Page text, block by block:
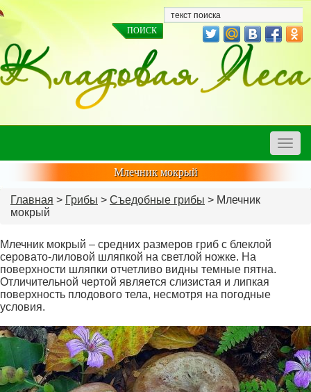
Toggle
Млечник мокрый
Главная > Грибы > Съедобные грибы > Млечник
мокрый
Млечник мокрый – средних размеров гриб с блеклой
серовато-лиловой шляпкой на светлой ножке. На
поверхности шляпки отчетливо видны темные пятна.
Отличительной чертой является слизистая и липкая
поверхность плодового тела, несмотря на погодные
условия.